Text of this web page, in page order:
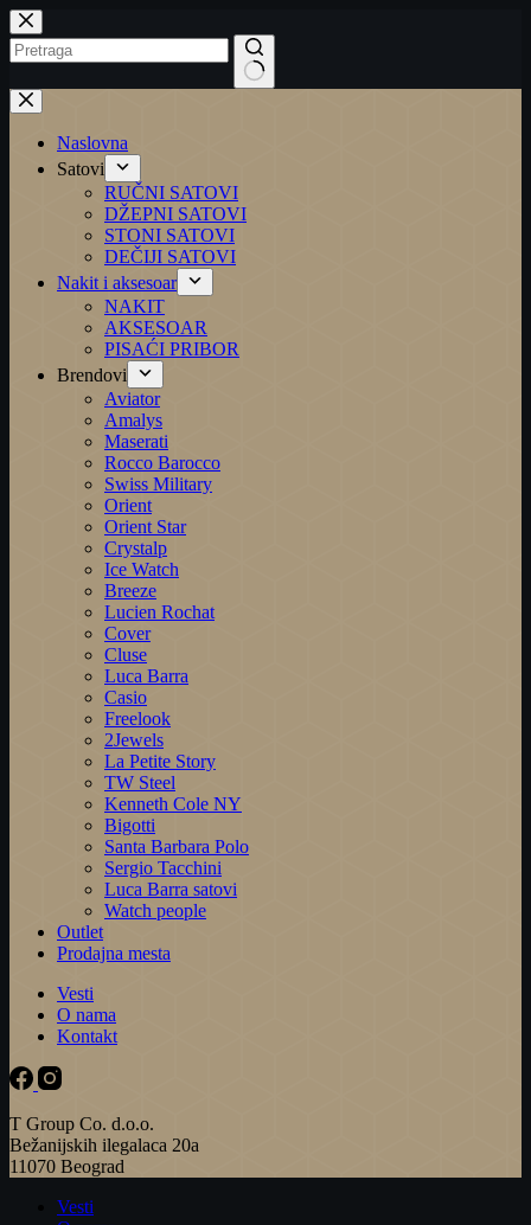
Preskoči
na
No
results
Naslovna
Satovi
RUČNI SATOVI
DŽEPNI SATOVI
STONI SATOVI
DEČIJI SATOVI
Nakit i aksesoar
NAKIT
AKSESOAR
PISAĆI PRIBOR
Brendovi
Aviator
Amalys
Maserati
Rocco Barocco
Swiss Military
Orient
Orient Star
Crystalp
Ice Watch
Breeze
Lucien Rochat
Cover
Cluse
Luca Barra
Casio
Freelook
2Jewels
La Petite Story
TW Steel
Kenneth Cole NY
Bigotti
Santa Barbara Polo
Sergio Tacchini
Luca Barra satovi
Watch people
Outlet
Prodajna mesta
Vesti
O nama
Kontakt
T Group Co. d.o.o.
Bežanijskih ilegalaca 20a
11070 Beograd
Vesti